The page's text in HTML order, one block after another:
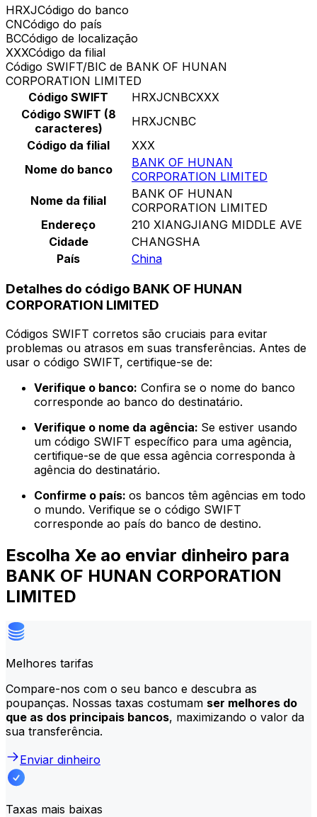
HRXJCódigo do banco
CNCódigo do país
BCCódigo de localização
XXXCódigo da filial
Código SWIFT/BIC de BANK OF HUNAN
CORPORATION LIMITED
Código SWIFT
HRXJCNBCXXX
Código SWIFT (8
caracteres)
HRXJCNBC
Código da filial
XXX
Nome do banco
BANK OF HUNAN
CORPORATION LIMITED
Nome da filial
BANK OF HUNAN
CORPORATION LIMITED
Endereço
210 XIANGJIANG MIDDLE AVE
Cidade
CHANGSHA
País
China
Detalhes do código BANK OF HUNAN
CORPORATION LIMITED
Códigos SWIFT corretos são cruciais para evitar
problemas ou atrasos em suas transferências. Antes de
usar o código SWIFT, certifique-se de:
Verifique o banco: Confira se o nome do banco
corresponde ao banco do destinatário.
Verifique o nome da agência: Se estiver usando
um código SWIFT específico para uma agência,
certifique-se de que essa agência corresponda à
agência do destinatário.
Confirme o país: os bancos têm agências em todo
o mundo. Verifique se o código SWIFT
corresponde ao país do banco de destino.
Escolha Xe ao enviar dinheiro para
BANK OF HUNAN CORPORATION
LIMITED
Melhores tarifas
Compare-nos com o seu banco e descubra as
poupanças. Nossas taxas costumam ser melhores do
que as dos principais bancos, maximizando o valor da
sua transferência.
Enviar dinheiro
Taxas mais baixas